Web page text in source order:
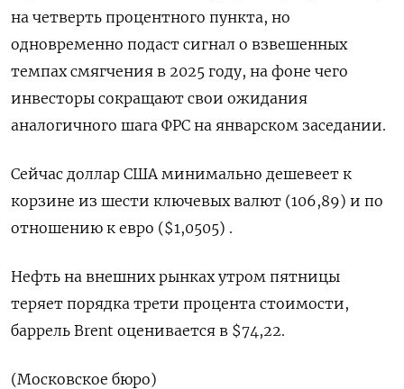
на четверть процентного пункта, но
одновременно подаст сигнал о взвешенных
темпах смягчения в 2025 году, на фоне чего
инвесторы сокращают свои ожидания
аналогичного шага ФРС на январском заседании.
Сейчас доллар США минимально дешевеет к
корзине из шести ключевых валют (106,89) и по
отношению к евро ($1,0505) .
Нефть на внешних рынках утром пятницы
теряет порядка трети процента стоимости,
баррель Brent оценивается в $74,22.
(Московское бюро)